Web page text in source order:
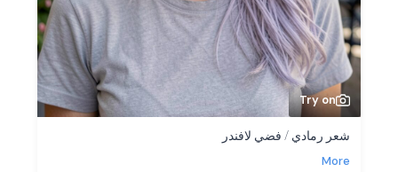
Try on
شعر رمادي / فضي لافندر
More